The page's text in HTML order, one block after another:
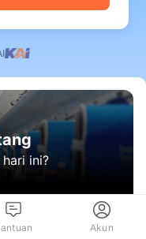
ini?
Akun